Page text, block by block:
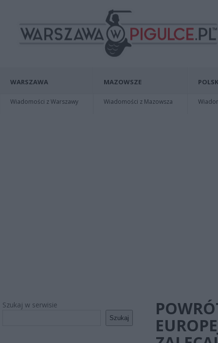
WARSZAWA
Wiadomości z Warszawy
MAZOWSZE
Wiadomości z Mazowsza
Szukaj w serwisie
Szukaj